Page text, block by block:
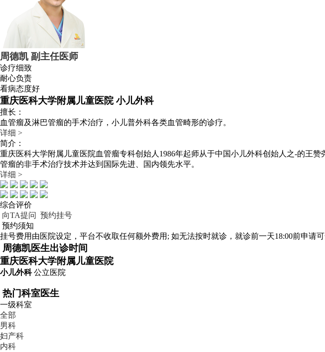
周德凯 副主任医师
诊疗细致
耐心负责
看病态度好
重庆医科大学附属儿童医院 小儿外科
擅长：
血管瘤及淋巴管瘤的手术治疗，小儿普外科各类血管畸形的诊疗。
详细 >
简介：
重庆医科大学附属儿童医院血管瘤专科创始人1986年起师从于中国小儿外科创始人之-的王
管瘤的非手术治疗技术并达到国际先进、国内领先水平。
详细 >
综合评价
向TA提问 预约挂号
预约须知
挂号费用由医院设定，平台不收取任何额外费用; 如无法按时就诊，就诊前一天18:00前申请可
周德凯医生出诊时间
重庆医科大学附属儿童医院
小儿外科 公立医院
热门科室医生
一级科室
全部
男科
妇产科
内科